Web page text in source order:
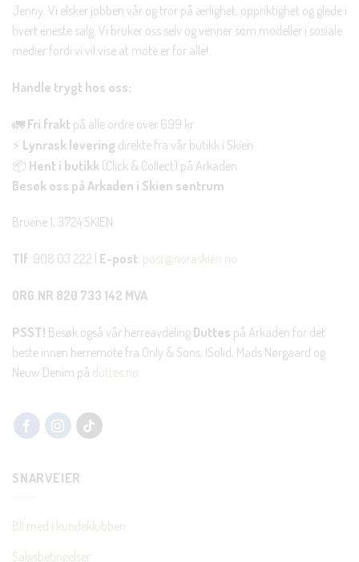
Jenny. Vi elsker jobben vår og tror på ærlighet, oppriktighet og glede i
hvert eneste salg. Vi bruker oss selv og venner som modeller i sosiale
medier fordi vi vil vise at mote er for alle!
Handle trygt hos oss:
🚛 Fri frakt på alle ordre over 699 kr.
⚡ Lynrask levering direkte fra vår butikk i Skien.
📦 Hent i butikk (Click & Collect) på Arkaden.
Besøk oss på Arkaden i Skien sentrum
Bruene 1, 3724 SKIEN
Tlf: 908 03 222 | E-post: post@noraskien.no
ORG.NR 820 733 142 MVA
PSST! Besøk også vår herreavdeling Duttes på Arkaden for det
beste innen herremote fra Only & Sons, !Solid, Mads Nørgaard og
Neuw Denim på duttes.no
SNARVEIER
Bli med i kundeklubben
Salgsbetingelser